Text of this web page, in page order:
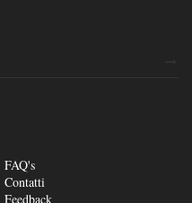
FAQ's
Contatti
Feedback